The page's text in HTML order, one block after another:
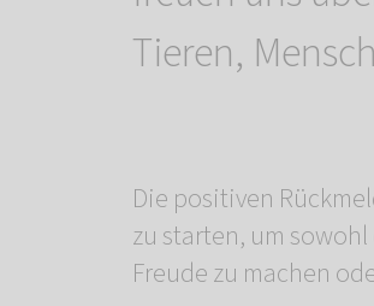
Tieren,
Die positiven
zu starten, um
Freude zu machen